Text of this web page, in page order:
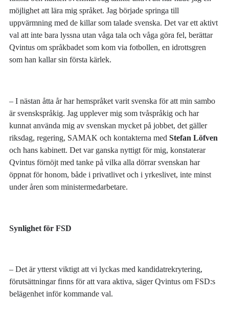
möjlighet att lära mig språket. Jag började springa till
uppvärmning med de killar som talade svenska. Det var ett aktivt
val att inte bara lyssna utan våga tala och våga göra fel, berättar
Qvintus om språkbadet som kom via fotbollen, en idrottsgren
som han kallar sin första kärlek.
– I nästan åtta år har hemspråket varit svenska för att min sambo
är svenskspråkig. Jag upplever mig som tvåspråkig och har
kunnat använda mig av svenskan mycket på jobbet, det gäller
riksdag, regering, SAMAK och kontakterna medStefan Löfven
och hans kabinett. Det var ganska nyttigt för mig, konstaterar
Qvintus förnöjt med tanke på vilka alla dörrar svenskan har
öppnat för honom, både i privatlivet och i yrkeslivet, inte minst
under åren som ministermedarbetare.
Synlighet för FSD
– Det är ytterst viktigt att vi lyckas med kandidatrekrytering,
förutsättningar finns för att vara aktiva, säger Qvintus om FSD:s
belägenhet inför kommande val.